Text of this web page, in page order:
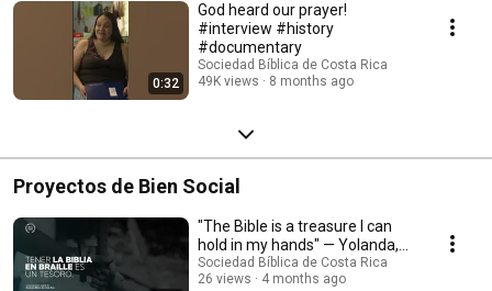
0:32
God heard our prayer!
#interview #history
#documentary
Sociedad Bíblica de Costa Rica
49K views
8 months ago
Proyectos de Bien Social
"The Bible is a treasure I can
hold in my hands" — Yolanda,
Atenas, Costa Rica
Sociedad Bíblica de Costa Rica
26 views
4 months ago